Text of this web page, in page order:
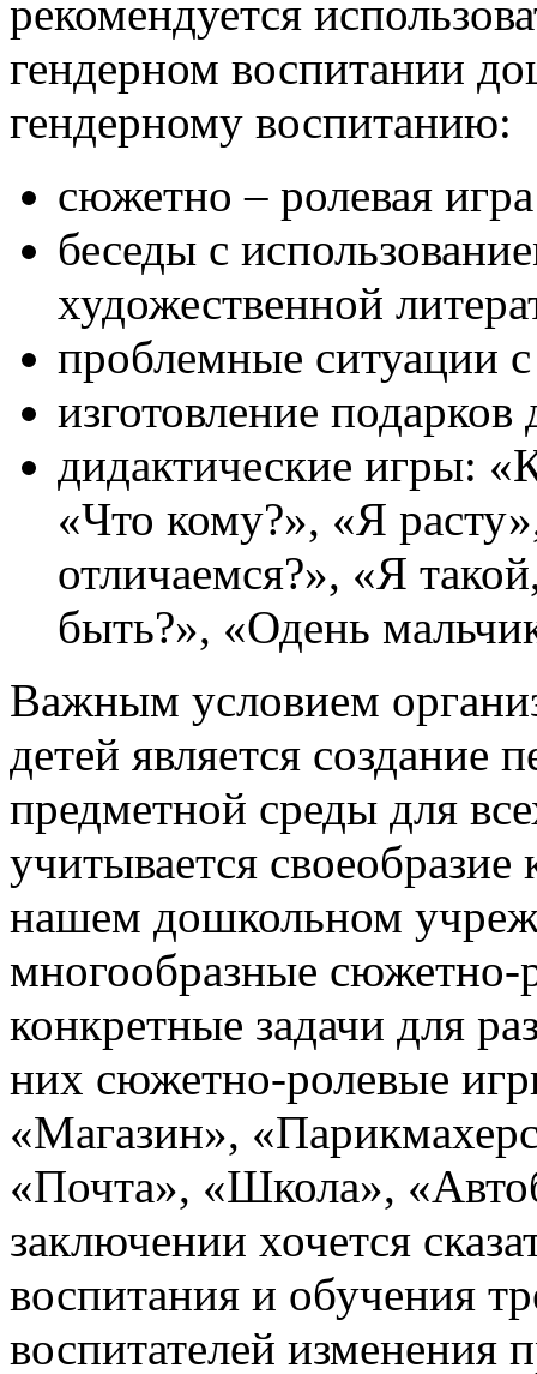
рекомендуется
гендерном воспитании
гендерному воспитанию:
сюжетно – ролевая
беседы с
художественной
проблемные ситуации
изготовление
дидактические игры:
«Что кому?», «Я
отличаемся?», «Я
быть?», «Одень
Важным условием
детей является создание
предметной среды для
учитывается
нашем дошкольном
многообразные сюжетно-
конкретные задачи для
них сюжетно-ролевые
«Магазин»,
«Почта», «Школа»,
заключении хочется
воспитания и обучения
воспитателей изменения